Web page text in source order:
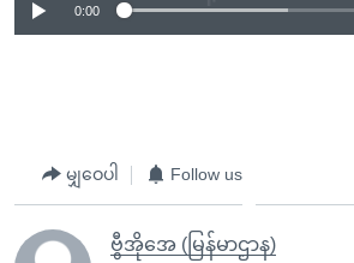
0:00
မျှဝေပါ Follow us
ဗွီအိုအေ (မြန်မာဌာန)